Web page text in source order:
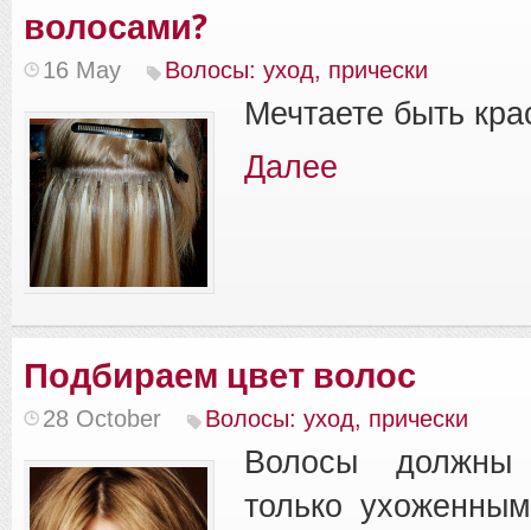
волосами?
16 May Волосы: уход, прически
Мечтаете быть
Далее
Подбираем цвет волос
28 October Волосы: уход, прически
Волосы должны
только